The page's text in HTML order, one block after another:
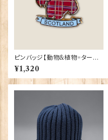
ピンバッジ【動物&植物=タータ
ンスコティー】Tradition 9004
0-T1130
¥1,320